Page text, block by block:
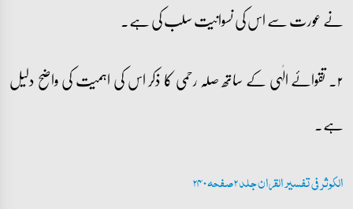
نے عورت سے اس کی نسوانیت سلب کی ہے۔
۲۔ تقوائے الٰہی کے ساتھ صلہ رحمی کا ذکر اس کی اہمیت کی واضح دلیل
ہے۔
الکوثر فی تفسیر القران جلد 2 صفحہ 240